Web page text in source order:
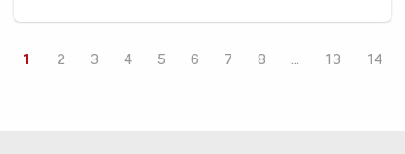
1 2 3 4 5 6 7 8 ... 13 14